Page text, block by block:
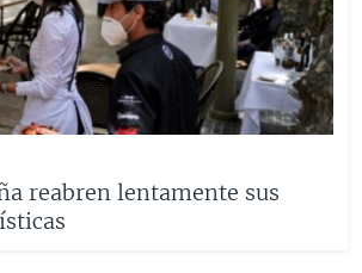
reabren lentamente sus